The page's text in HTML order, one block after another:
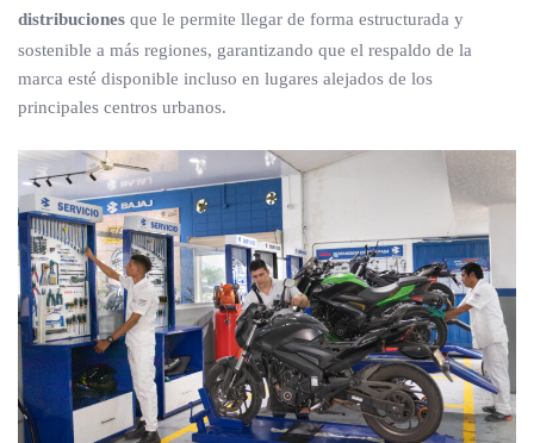
distribuciones que le permite llegar de forma estructurada y
sostenible a más regiones, garantizando que el respaldo de la
marca esté disponible incluso en lugares alejados de los
principales centros urbanos.